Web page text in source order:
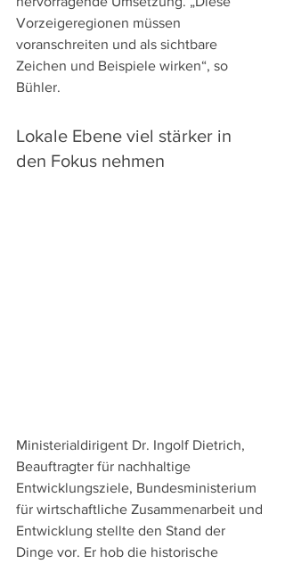
Vorzeigeregionen müssen
voranschreiten und als sichtbare
Zeichen und Beispiele wirken“, so
Bühler.
Lokale Ebene viel stärker in
den Fokus nehmen
Ministerialdirigent Dr. Ingolf Dietrich,
Beauftragter für nachhaltige
Entwicklungsziele, Bundesministerium
für wirtschaftliche Zusammenarbeit und
Entwicklung stellte den Stand der
Dinge vor. Er hob die historische